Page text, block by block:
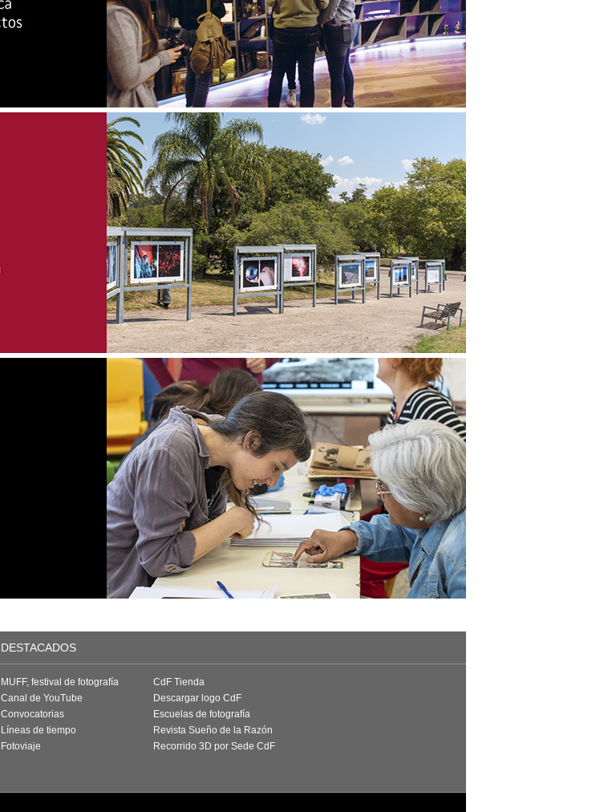
DESTACADOS
MUFF, festival de fotografía
Canal de YouTube
Convocatorias
Líneas de tiempo
Fotoviaje
CdF Tienda
Descargar logo CdF
Escuelas de fotografía
Revista Sueño de la Razón
Recorrido 3D por Sede CdF